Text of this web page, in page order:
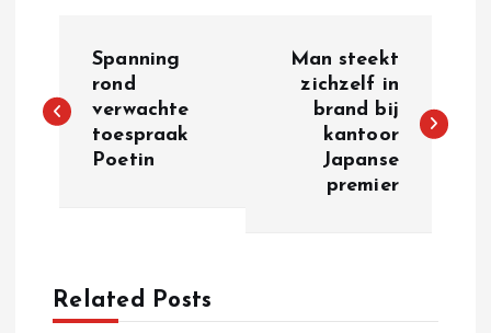
o
a
Spanning
rond
verwachte
toespraak
Poetin
Man steekt
zichzelf in
brand bij
kantoor
Japanse
premier
Related Posts